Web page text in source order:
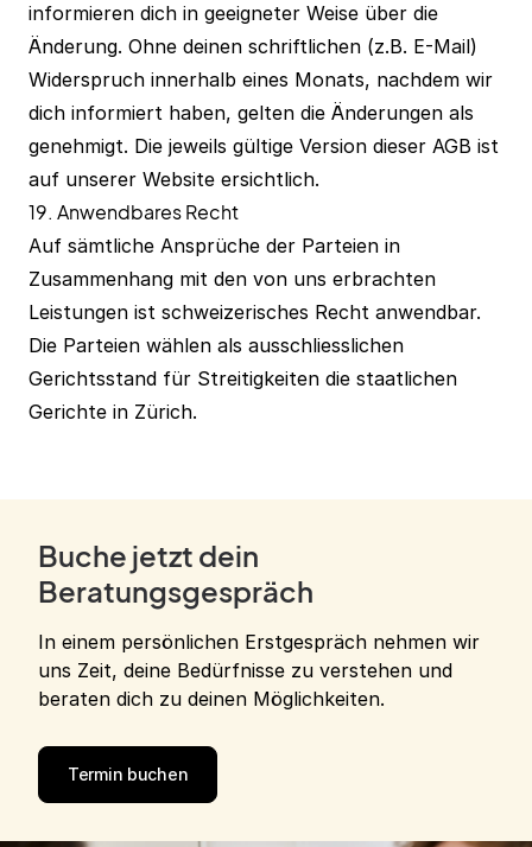
informieren dich in geeigneter Weise über die
Änderung. Ohne deinen schriftlichen (z.B. E-Mail)
Widerspruch innerhalb eines Monats, nachdem wir
dich informiert haben, gelten die Änderungen als
genehmigt. Die jeweils gültige Version dieser AGB ist
auf unserer Website ersichtlich.
19. Anwendbares Recht
Auf sämtliche Ansprüche der Parteien in
Zusammenhang mit den von uns erbrachten
Leistungen ist schweizerisches Recht anwendbar.
Die Parteien wählen als ausschliesslichen
Gerichtsstand für Streitigkeiten die staatlichen
Gerichte in Zürich.
Buche jetzt dein
Beratungsgespräch
In einem persönlichen Erstgespräch nehmen wir
uns Zeit, deine Bedürfnisse zu verstehen und
beraten dich zu deinen Möglichkeiten.
Termin buchen